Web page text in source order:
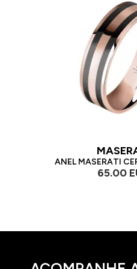
ANEL MASERATI
65.00